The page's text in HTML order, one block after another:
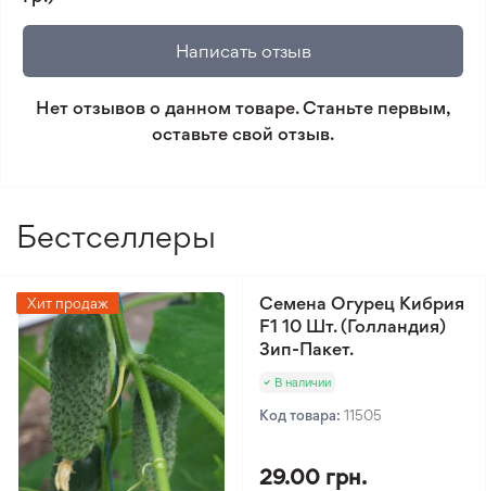
🛡️ Защита покупок. Возврат средств за товар,
который не соответствует ожиданиям. Согласно
условиям возврата.
Минимальный заказ 300 грн.
Написать отзыв
Нет отзывов о данном товаре. Станьте первым,
оставьте свой отзыв.
Бестселлеры
Хит продаж
Семена Огурец Кибрия
F1 10 Шт. (Голландия)
Зип-Пакет.
В наличии
Код товара: 11505
29.00 грн.